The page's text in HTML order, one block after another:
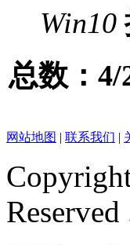
Win10
总数：4/
网站地图 | 联系我们 |
Reserved